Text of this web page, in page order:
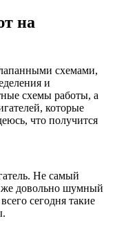
на
схемами,
и
схемы работы, а
которые
что получится
Не самый
довольно шумный
сегодня такие